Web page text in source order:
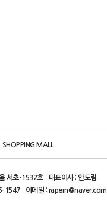
SHOPPING MALL
서초-1532호
대표이사 : 안도림
1547
이메일 : rapern@naver.com